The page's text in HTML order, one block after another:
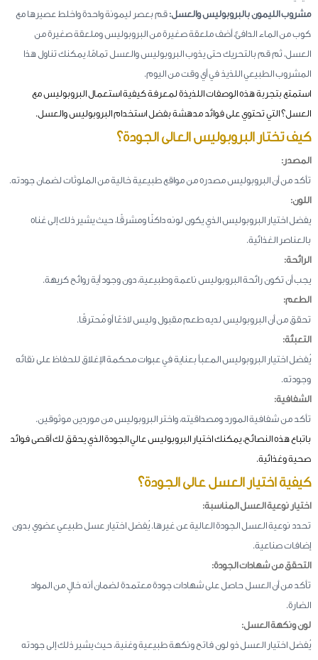
مشروب الليمون بالبروبوليس والعسل: قم بعصر ليمونة واحدة واخلط عصيرها مع
كوب من الماء الدافئ، أضف ملعقة صغيرة من البروبوليس وملعقة صغيرة من
العسل، ثم قم بالتحريك حتى يذوب البروبوليس والعسل تمامًا، يمكنك تناول هذا
المشروب الطبيعي اللذيذ في أي وقت من اليوم.
استمتع بتجربة هذه الوصفات اللذيذة لمعرفة كيفية استعمال البروبوليس مع
العسل؟ التي تحتوي على فوائد مدهشة بفضل استخدام البروبوليس والعسل.
كيف تختار البروبوليس العالى الجودة؟
المصدر:
تأكد من أن البروبوليس مصدره من مواقع طبيعية خالية من الملوثات لضمان جودته.
اللون:
يفضل اختيار البروبوليس الذي يكون لونه داكنًا ومشرقًا، حيث يشير ذلك إلى غناه
بالعناصر الغذائية.
الرائحة:
يجب أن تكون رائحة البروبوليس ناعمة وطبيعية، دون وجود أية روائح كريهة.
الطعم:
تحقق من أن البروبوليس لديه طعم مقبول وليس لاذعًا أو مُحترقًا.
التعبئة:
يُفضل اختيار البروبوليس المعبأ بعناية في عبوات محكمة الإغلاق للحفاظ على نقائه
وجودته.
الشفافية:
تأكد من شفافية المورد ومصداقيته، واختر البروبوليس من موردين موثوقين.
باتباع هذه النصائح، يمكنك اختيار البروبوليس عالي الجودة الذي يحقق لك أقصى فوائد
صحية وغذائية.
كيفية اختيار العسل عالى الجودة؟
اختيار نوعية العسل المناسبة:
تحدد نوعية العسل الجودة العالية عن غيرها. يُفضل اختيار عسل طبيعي عضوي بدون
إضافات صناعية.
التحقق من شهادات الجودة:
تأكد من أن العسل حاصل على شهادات جودة معتمدة لضمان أنه خالٍ من المواد
الضارة.
لون ونكهة العسل:
يُفضل اختيار العسل ذو لون فاتح ونكهة طبيعية وغنية، حيث يشير ذلك إلى جودته